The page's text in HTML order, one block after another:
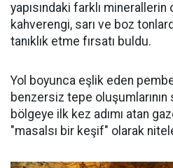
yapısındaki farklı minerallerin
kahverengi, sarı ve boz
tanıklık etme fırsatı buldu.
Yol boyunca eşlik eden
benzersiz tepe
bölgeye ilk kez adımı atan
"masalsı bir keşif" olarak